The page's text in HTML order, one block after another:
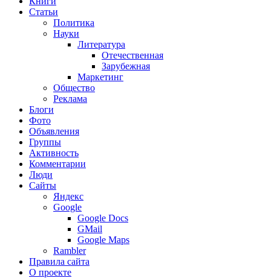
Статьи
Политика
Науки
Литература
Отечественная
Зарубежная
Маркетинг
Общество
Реклама
Блоги
Фото
Объявления
Группы
Активность
Комментарии
Люди
Сайты
Яндекс
Google
Google Docs
GMail
Google Maps
Rambler
Правила сайта
О проекте